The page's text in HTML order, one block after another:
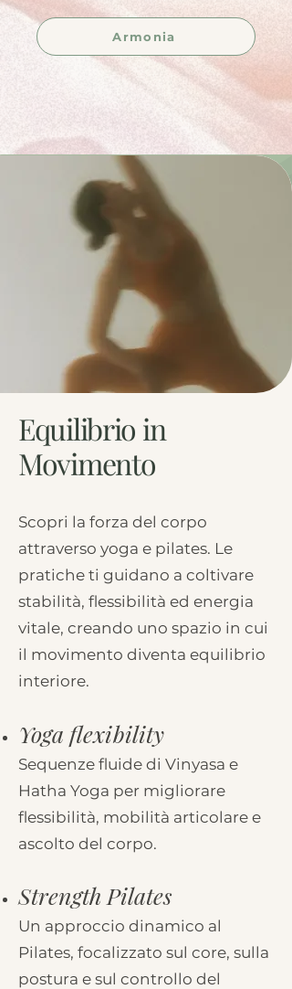
Armonia
Equilibrio in
Movimento
Scopri la forza del corpo
attraverso yoga e pilates. Le
pratiche ti guidano a coltivare
stabilità, flessibilità ed energia
vitale, creando uno spazio in cui
il movimento diventa equilibrio
interiore.
Yoga flexibility
Sequenze fluide di Vinyasa e
Hatha Yoga per migliorare
flessibilità, mobilità articolare e
ascolto del corpo.
Strength Pilates
Un approccio dinamico al
Pilates, focalizzato sul core, sulla
postura e sul controllo del